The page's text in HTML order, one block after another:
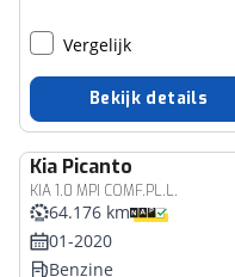
Vergelijk
Bekijk details
Kia Picanto
KIA 1.0 MPI COMF.PL.L.
64.176 km
01-2020
Benzine